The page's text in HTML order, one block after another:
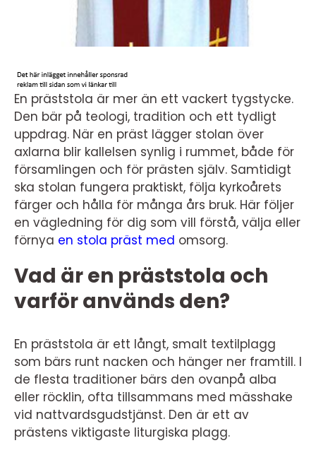
En präststola är mer än ett vackert tygstycke.
Den bär på teologi, tradition och ett tydligt
uppdrag. När en präst lägger stolan över
axlarna blir kallelsen synlig i rummet, både för
församlingen och för prästen själv. Samtidigt
ska stolan fungera praktiskt, följa kyrkoårets
färger och hålla för många års bruk. Här följer
en vägledning för dig som vill förstå, välja eller
förnya en stola präst med omsorg.
Vad är en präststola och
varför används den?
En präststola är ett långt, smalt textilplagg
som bärs runt nacken och hänger ner framtill. I
de flesta traditioner bärs den ovanpå alba
eller röcklin, ofta tillsammans med mässhake
vid nattvardsgudstjänst. Den är ett av
prästens viktigaste liturgiska plagg.